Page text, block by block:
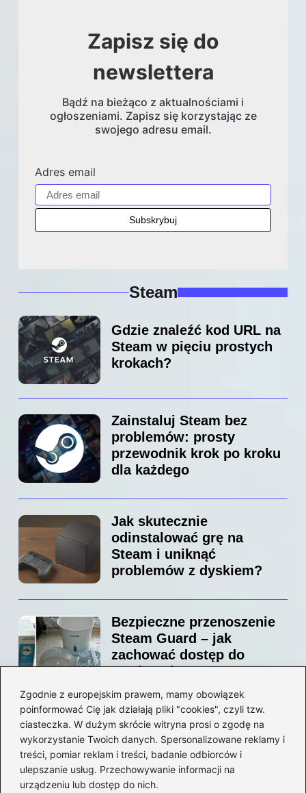
Zgodnie z europejskim prawem, mamy obowiązek
poinformować Cię jak działają pliki "cookies", czyli tzw.
ciasteczka. W dużym skrócie witryna prosi o zgodę na
wykorzystanie Twoich danych. Spersonalizowane reklamy i
treści, pomiar reklam i treści, badanie odbiorców i
ulepszanie usług. Przechowywanie informacji na
urządzeniu lub dostęp do nich.
Zapisz się do
newslettera
Bądź na bieżąco z aktualnościami i
ogłoszeniami. Zapisz się korzystając ze
swojego adresu email.
Adres email
Steam
Gdzie znaleźć kod URL na
Steam w pięciu prostych
krokach?
Zainstaluj Steam bez
problemów: prosty
przewodnik krok po kroku
dla każdego
Jak skutecznie
odinstalować grę na
Steam i uniknąć
problemów z dyskiem?
Bezpieczne przenoszenie
Steam Guard – jak
zachować dostęp do
swojego konta?
Jak bez stresu zmienić
adres email na Steam –
prosty przewodnik krok po
kroku